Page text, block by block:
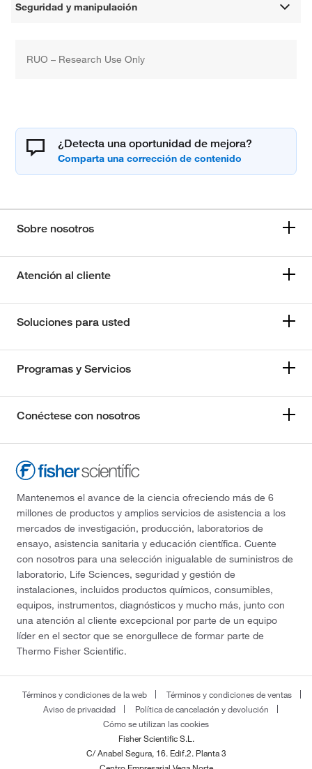
Seguridad y manipulación
RUO – Research Use Only
¿Detecta una oportunidad de mejora?
Sobre nosotros
Atención al cliente
Soluciones para usted
Programas y Servicios
Conéctese con nosotros
Mantenemos el avance de la ciencia ofreciendo más de 6
millones de productos y amplios servicios de asistencia a los
mercados de investigación, producción, laboratorios de
ensayo, asistencia sanitaria y educación científica. Cuente
con nosotros para una selección inigualable de suministros de
laboratorio, Life Sciences, seguridad y gestión de
instalaciones, incluidos productos químicos, consumibles,
equipos, instrumentos, diagnósticos y mucho más, junto con
una atención al cliente excepcional por parte de un equipo
líder en el sector que se enorgullece de formar parte de
Thermo Fisher Scientific.
Términos y condiciones de la web
Términos y condiciones de ventas
Aviso de privacidad
Política de cancelación y devolución
Cómo se utilizan las cookies
Fisher Scientific S.L.
C/ Anabel Segura, 16. Edif.2. Planta 3